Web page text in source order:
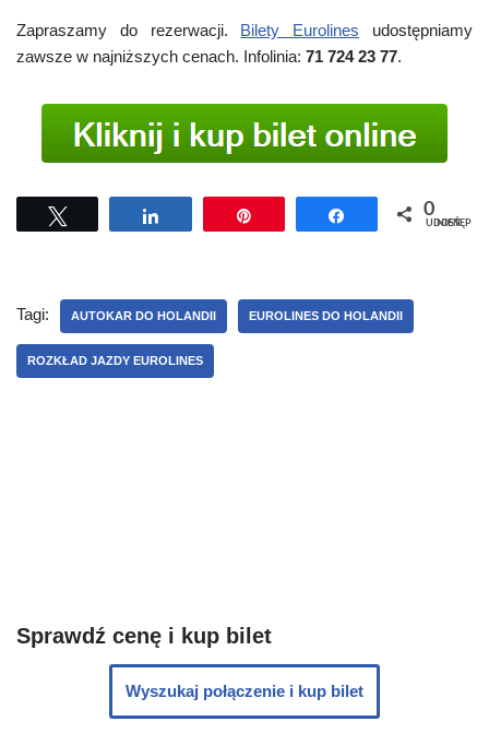
Zapraszamy do rezerwacji. Bilety Eurolines udostępniamy
zawsze w najniższych cenach. Infolinia: 71 724 23 77.
Udostępnij Udostępnij
0
UDOSTĘPNIEŃ
Tagi: AUTOKAR DO HOLANDII EUROLINES DO HOLANDII
ROZKŁAD JAZDY EUROLINES
Sprawdź cenę i kup bilet
Wyszukaj połączenie i kup bilet